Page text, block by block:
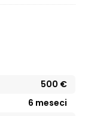
500 €
6 meseci